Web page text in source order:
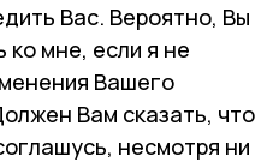
Вас. Вероятно, Вы
ко мне, если я не
Вашего
Вам сказать, что
несмотря ни